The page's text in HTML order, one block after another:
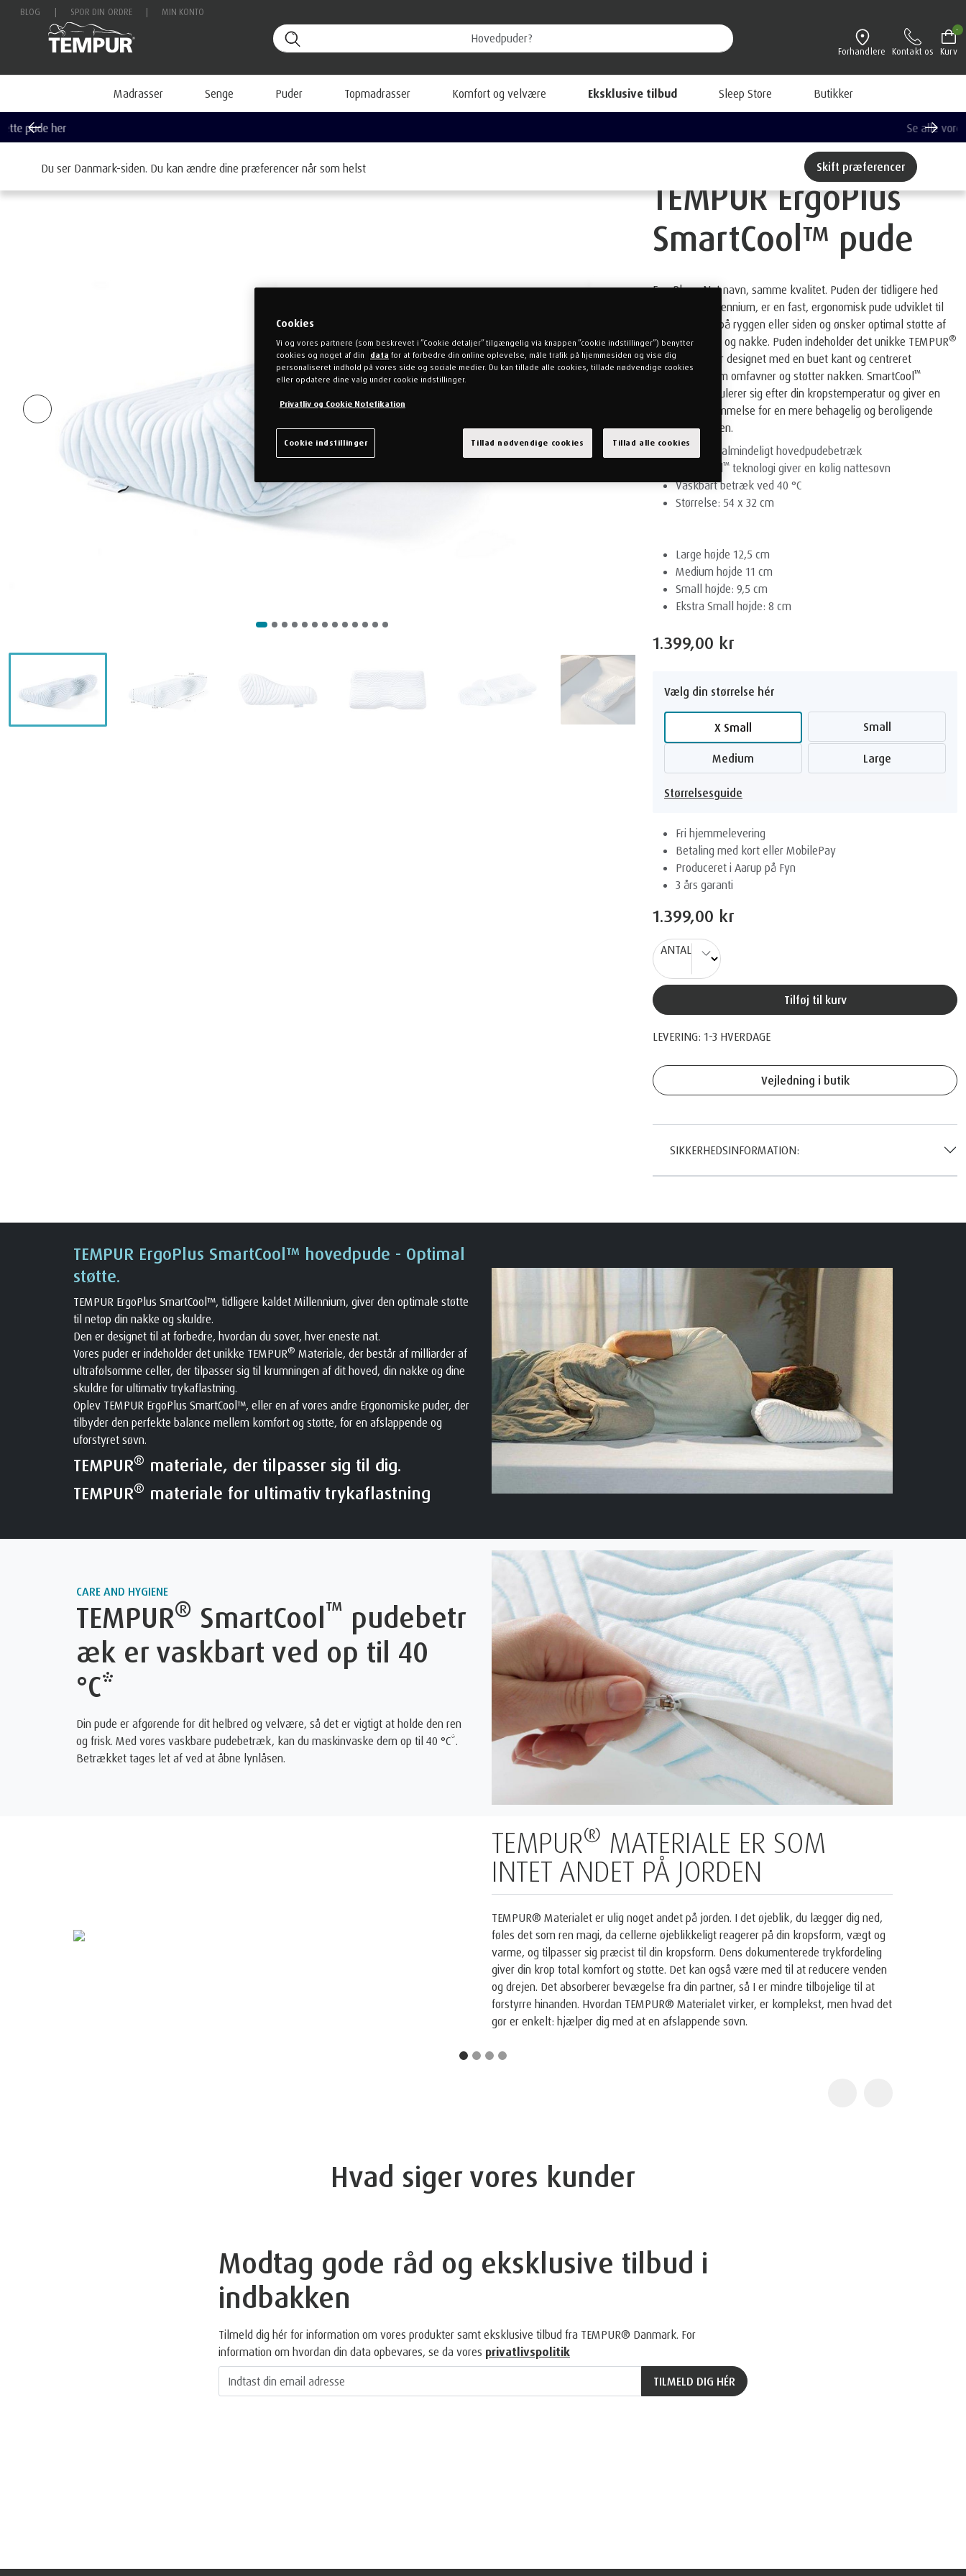
BLOG SPOR DIN ORDRE MIN KONTO
Forhandlere Kontakt os Kurv
-
Madrasser Senge Puder Topmadrasser Komfort og velvære Eksklusive tilbud Sleep Store Butikker
Du ser Danmark-siden. Du kan ændre dine præferencer når som helst Skift præferencer
Alle størrelsesangivelser er omtrentlige mål
TEMPUR ErgoPlus
SmartCool™ pude
ErgoPlus - Nyt navn, samme kvalitet. Puden der tidligere hed
Millennium, er en fast, ergonomisk pude udviklet til
dig, der sover på ryggen eller siden og ønsker optimal støtte af
hoved, skuldre og nakke. Puden indeholder det unikke TEMPUR®
Materiale og er designet med en buet kant og centreret
fordybning, som omfavner og støtter nakken. SmartCool™
betrækket regulerer sig efter din kropstemperatur og giver en
kølende fornemmelse for en mere behagelig og beroligende
søvn hele natten.
Passer til almindeligt hovedpudebetræk
SmartCool™ teknologi giver en kølig nattesøvn
Vaskbart betræk ved 40 °C
Størrelse: 54 x 32 cm
Large højde 12,5 cm
Medium højde 11 cm
Small højde: 9,5 cm
Ekstra Small højde: 8 cm
1.399,00 kr
Vælg din størrelse hér
x Small Small
Medium Large
Størrelsesguide
Fri hjemmelevering
Betaling med kort eller MobilePay
Produceret i Aarup på Fyn
3 års garanti
1.399,00 kr
ANTAL
Tilføj til kurv
LEVERING: 1-3 HVERDAGE
Vejledning i butik
SIKKERHEDSINFORMATION:
TEMPUR ErgoPlus SmartCool™ hovedpude - Optimal
støtte.
TEMPUR ErgoPlus SmartCool™, tidligere kaldet Millennium, giver den optimale støtte
til netop din nakke og skuldre.
Den er designet til at forbedre, hvordan du sover, hver eneste nat.
Vores puder er indeholder det unikke TEMPUR® Materiale, der består af milliarder af
ultrafølsomme celler, der tilpasser sig til krumningen af dit hoved, din nakke og dine
skuldre for ultimativ trykaflastning.
Oplev TEMPUR ErgoPlus SmartCool™, eller en af vores andre Ergonomiske puder, der
tilbyder den perfekte balance mellem komfort og støtte, for en afslappende og
uforstyret søvn.
TEMPUR® materiale, der tilpasser sig til dig.
TEMPUR® materiale for ultimativ trykaflastning
CARE AND HYGIENE
TEMPUR® SmartCool™ pudebetr
æk er vaskbart ved op til 40
°C*
Din pude er afgørende for dit helbred og velvære, så det er vigtigt at holde den ren
og frisk. Med vores vaskbare pudebetræk, kan du maskinvaske dem op til 40 °C*.
Betrækket tages let af ved at åbne lynlåsen.
FØDT AF RUMMET OG
PERFEKTIONERET TIL SØVN
Det eneste madras brand anerkendt af NASA1og certificeret af Space Foundation2. I
hjertet af hver TEMPUR ®️madras og pude, vi skaber, findes vores ikoniske TEMPUR®
Materiale, der er født af NASA-teknologi. I slutningen af 60'erne opfandt NASA-
forskere et helt nyt materiale, der så blev brugt ombord på rumfærgerne. Vores
grundlæggere indså materialets unikke potentiale, så de tog den originale NASA
opfindelse og brugte år på at perfektionere den til TEMPUR®️ Materialet og skabte
verdens første viskoelastiske madras og pude.
d. 6. maj 1998. NASA anerkendte TEMPUR®️s enestående resultater med at tilpasse
og dets Certified Space Technology-program kan findes på
www.dk.tempur.com/spacefoundation.html
Hvad siger vores kunder
Cookies
Vi og vores partnere (som beskrevet i ”Cookie detaljer” tilgængelig via knappen ”cookie indstillinger”) benytter
cookies og noget af din
data for at forbedre din online oplevelse, måle trafik på hjemmesiden og vise dig
personaliseret indhold på vores side og sociale medier. Du kan tillade alle cookies, tillade nødvendige cookies
eller opdatere dine valg under cookie indstillinger.
Privatliv og Cookie Notefikation
Cookie indstillinger Tillad nødvendige cookies Tillad alle cookies